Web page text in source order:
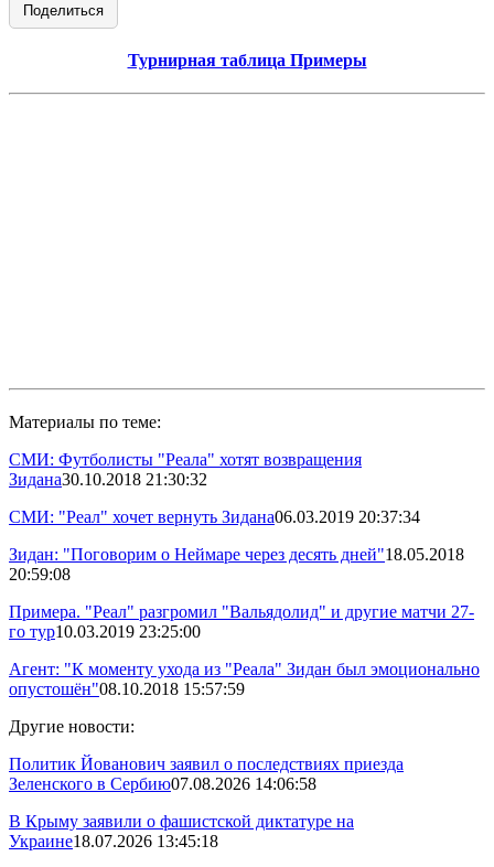
Поделиться
Турнирная таблица Примеры
Материалы по теме:
СМИ: Футболисты "Реала" хотят возвращения
Зидана30.10.2018 21:30:32
СМИ: "Реал" хочет вернуть Зидана06.03.2019 20:37:34
Зидан: "Поговорим о Неймаре через десять дней"18.05.2018
20:59:08
Примера. "Реал" разгромил "Вальядолид" и другие матчи 27-
го тур10.03.2019 23:25:00
Агент: "К моменту ухода из "Реала" Зидан был эмоционально
опустошён"08.10.2018 15:57:59
Другие новости:
Политик Йованович заявил о последствиях приезда
Зеленского в Сербию07.08.2026 14:06:58
В Крыму заявили о фашистской диктатуре на
Украине18.07.2026 13:45:18